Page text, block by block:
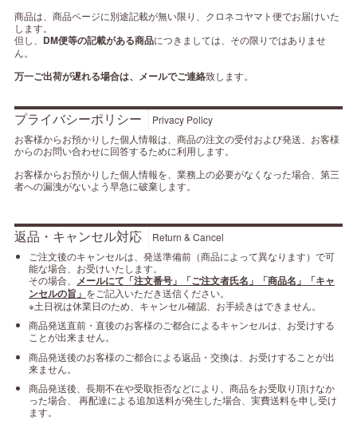
商品は、商品ページに別途記載が無い限り、クロネコヤマト便でお届けいた
します。
但し、 DM便等の記載がある商品につきましては、その限りではありませ
ん。
万一ご出荷が遅れる場合は、メールでご連絡致します。
プライバシーポリシー
Privacy Policy
お客様からお預かりした個人情報は、商品の注文の受付および発送、お客様
からのお問い合わせに回答するために利用します。
お客様からお預かりした個人情報を、業務上の必要がなくなった場合、第三
者への漏洩がないよう早急に破棄します。
返品・キャンセル対応
Return & Cancel
ご注文後のキャンセルは、発送準備前（商品によって異なります）で可
能な場合、お受けいたします。
その場合、
メールにて「注文番号」「ご注文者氏名」「商品名」「キャ
ンセルの旨」 をご記入いただき送信ください。
※土日祝は休業日のため、キャンセル確認、お手続きはできません。
商品発送直前・直後のお客様のご都合によるキャンセルは、お受けする
ことが出来ません。
商品発送後のお客様のご都合による返品・交換は、お受けすることが出
来ません。
商品発送後、長期不在や受取拒否などにより、商品をお受取り頂けなか
った場合、 再配達による追加送料が発生した場合、実費送料を申し受け
ます。